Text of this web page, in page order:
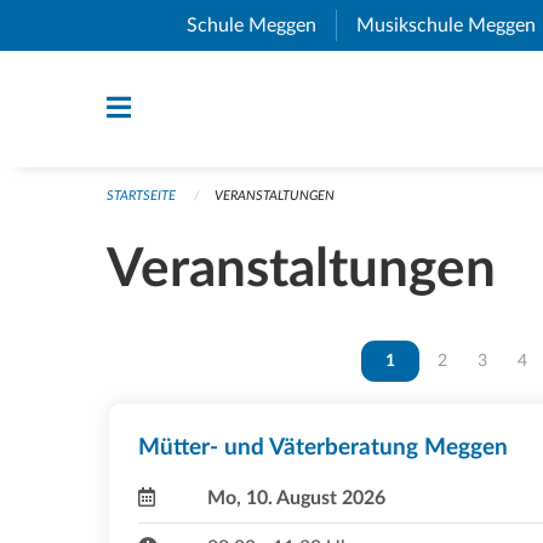
Navigation überspringen
Schule Meggen (External Link)
Musikschule Meggen
STARTSEITE VERANSTALTUNGEN
Veranstaltungen
Vous êtes sur la page
1 Vous êtes sur
2 Vous
3 4
Mütter- und Väterberatung Meggen
Mo, 10. August 2026